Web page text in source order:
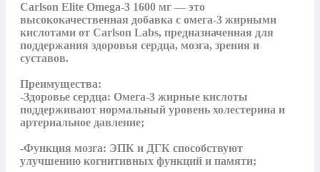
Carlson Elite Omega-3 1600 мг — это
высококачественная добавка с омега-3 жирными
кислотами от Carlson Labs, предназначенная для
поддержания здоровья сердца, мозга, зрения и
суставов.
Преимущества:
-Здоровье сердца: Омега-3 жирные кислоты
поддерживают нормальный уровень холестерина и
артериальное давление;
-Функция мозга: ЭПК и ДГК способствуют
улучшению когнитивных функций и памяти;